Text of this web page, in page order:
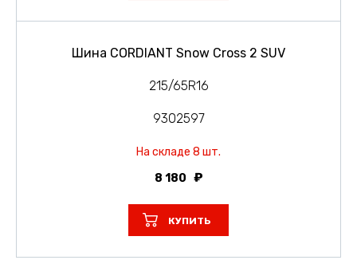
Шина CORDIANT Snow Cross 2 SUV
215/65R16
9302597
На складе 8 шт.
8 180
КУПИТЬ